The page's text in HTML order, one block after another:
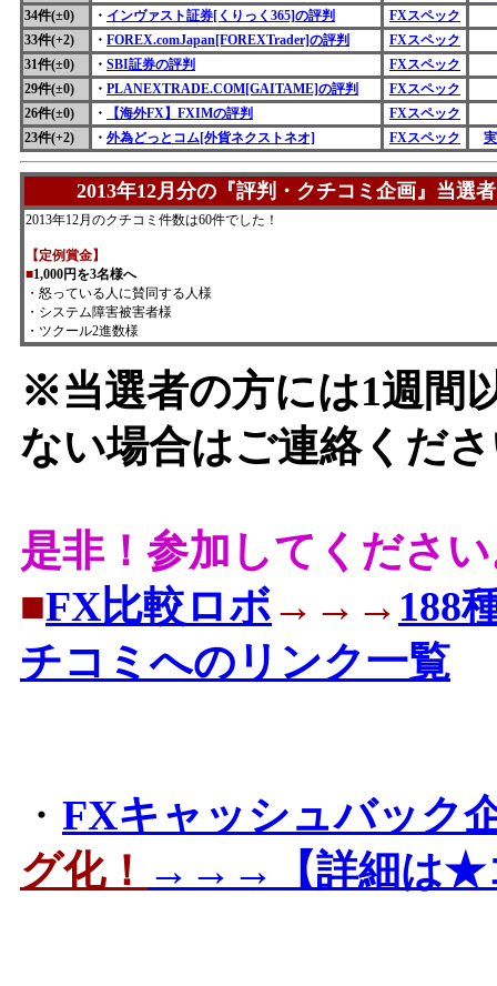
34件(±0)
・ インヴァスト証券[くりっく365]の評判
FXスペック
33件(+2)
・ FOREX.comJapan[FOREXTrader]の評判
FXスペック
31件(±0)
・ SBI証券の評判
FXスペック
29件(±0)
・ PLANEXTRADE.COM[GAITAME]の評判
FXスペック
26件(±0)
・ 【海外FX】FXIMの評判
FXスペック
23件(+2) ・ 外為どっとコム[外貨ネクストネオ] FXスペック
2013年12月分の『評判・クチコミ企画』当選者
2013年12月のクチコミ件数は60件でした！
【定例賞金】
■1,000円を3名様へ
・怒っている人に賛同する人様
・システム障害被害者様
・ツクール2進数様
※当選者の方には1週間
ない場合はご連絡くだ
是非！参加してくださ
■FX比較ロボ→→→ 188
チコミへのリンク一覧
・ FXキャッシュバック
グ化！ →→→【詳細は★